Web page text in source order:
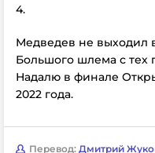
4.
Медведев не выходил
Большого шлема с тех
Надалю в финале
2022 года.
Перевод: Дмитрий